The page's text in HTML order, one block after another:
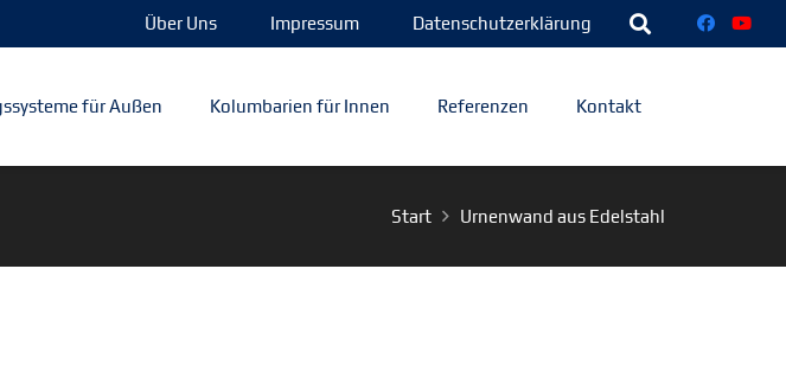
Über Uns Impressum Datenschutzerklärung
für Außen Kolumbarien für Innen Referenzen Kontakt
Start Urnenwand aus Edelstahl